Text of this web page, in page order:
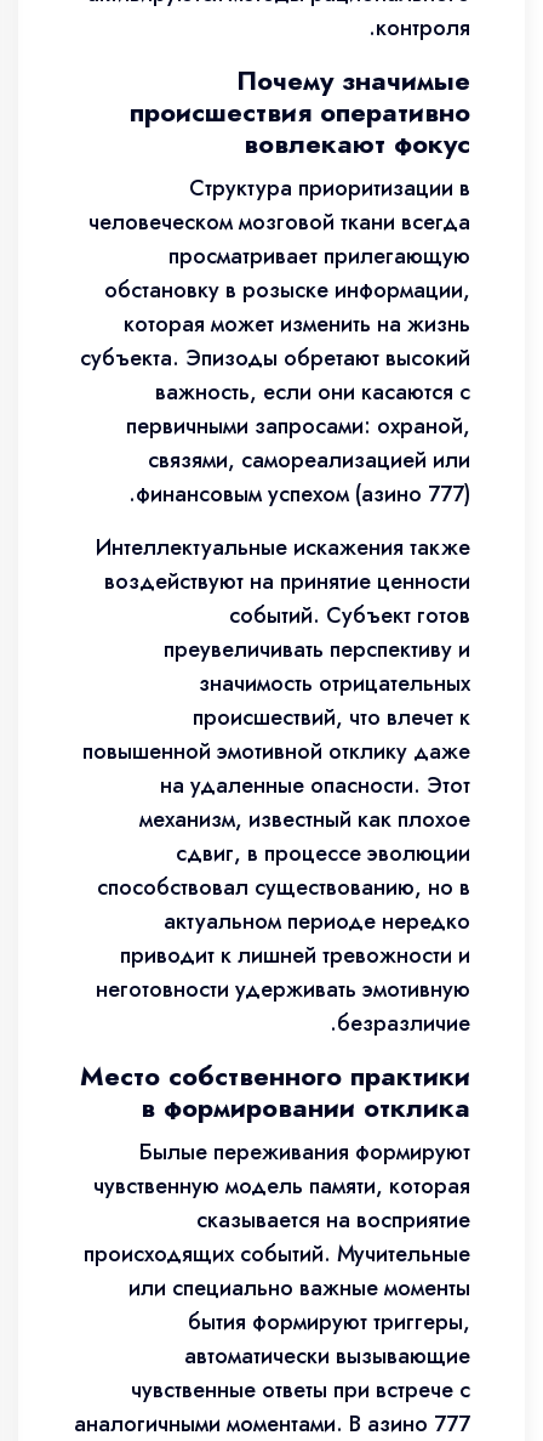
контроля.
Почему значимые
происшествия оперативно
вовлекают фокус
Структура приоритизации в
человеческом мозговой ткани всегда
просматривает прилегающую
обстановку в розыске информации,
которая может изменить на жизнь
субъекта. Эпизоды обретают высокий
важность, если они касаются с
первичными запросами: охраной,
связями, самореализацией или
финансовым успехом (азино 777).
Интеллектуальные искажения также
воздействуют на принятие ценности
событий. Субъект готов
преувеличивать перспективу и
значимость отрицательных
происшествий, что влечет к
повышенной эмотивной отклику даже
на удаленные опасности. Этот
механизм, известный как плохое
сдвиг, в процессе эволюции
способствовал существованию, но в
актуальном периоде нередко
приводит к лишней тревожности и
неготовности удерживать эмотивную
безразличие.
Место собственного практики
в формировании отклика
Былые переживания формируют
чувственную модель памяти, которая
сказывается на восприятие
происходящих событий. Мучительные
или специально важные моменты
бытия формируют триггеры,
автоматически вызывающие
чувственные ответы при встрече с
аналогичными моментами. В азино 777